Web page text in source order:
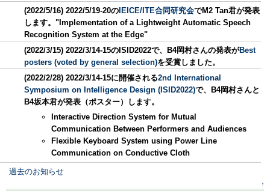
(2022/5/16) 2022/5/19-20の IEICE/ITE合同研究会でM2 Tan君が発表
します。"Implementation of a Lightweight Automatic Speech
Recognition System at the Edge"
(2022/3/15) 2022/3/14-15のISID2022で、B4岡村さんの発表がBest
posters (voted by general selection)を受賞しました。
(2022/2/28) 2022/3/14-15に開催される2nd International
Symposium on Intelligence Design (ISID2022)で、B4岡村さんと
B4坂本君が発表（ポスター）します。
Interactive Direction System for Mutual
Communication Between Performers and Audiences
Flexible Keyboard System using Power Line
Communication on Conductive Cloth
過去のお知らせ
↑